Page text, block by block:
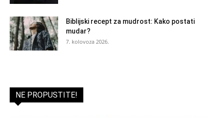
Biblijski recept za mudrost: Kako postati
mudar?
7. kolovoza 2026.
NE PROPUSTITE!